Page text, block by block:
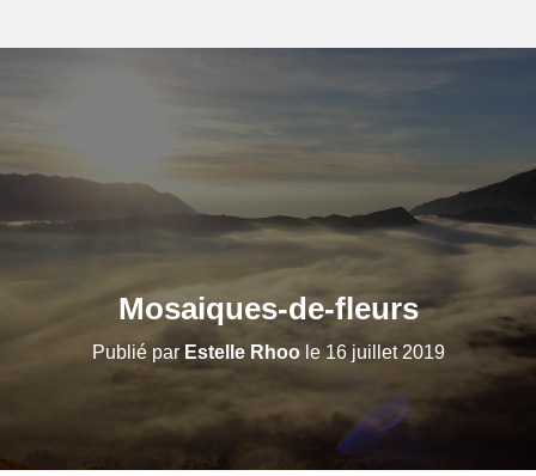
Mosaiques-de-fleurs
Publié par Estelle Rhoole 16 juillet 2019